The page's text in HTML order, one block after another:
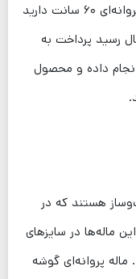
همچنین درصورتی‌که تمایل به خرید ماله پروانه‌ای ۶۰ سانت دارید
رسید پرداخت به
داده و محصول
هستند که در
ماله‌ها در سایزهای
ماله پروانه‌ای گوشه